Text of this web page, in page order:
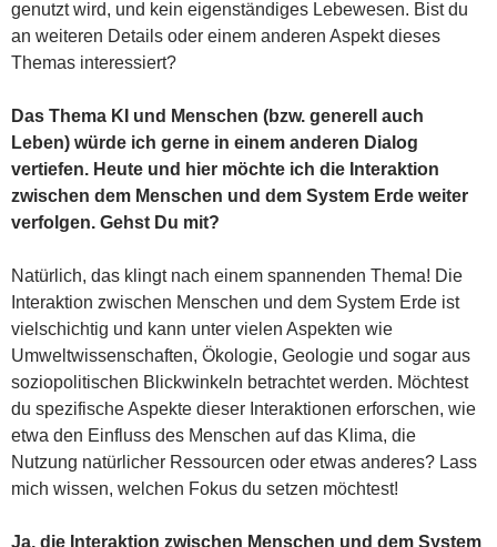
genutzt wird, und kein eigenständiges Lebewesen. Bist du
an weiteren Details oder einem anderen Aspekt dieses
Themas interessiert?
Das Thema KI und Menschen (bzw. generell auch
Leben) würde ich gerne in einem anderen Dialog
vertiefen. Heute und hier möchte ich die Interaktion
zwischen dem Menschen und dem System Erde weiter
verfolgen. Gehst Du mit?
Natürlich, das klingt nach einem spannenden Thema! Die
Interaktion zwischen Menschen und dem System Erde ist
vielschichtig und kann unter vielen Aspekten wie
Umweltwissenschaften, Ökologie, Geologie und sogar aus
soziopolitischen Blickwinkeln betrachtet werden. Möchtest
du spezifische Aspekte dieser Interaktionen erforschen, wie
etwa den Einfluss des Menschen auf das Klima, die
Nutzung natürlicher Ressourcen oder etwas anderes? Lass
mich wissen, welchen Fokus du setzen möchtest!
Ja, die Interaktion zwischen Menschen und dem System